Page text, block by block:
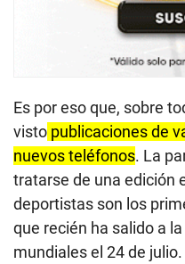
Es por eso que, sobre
visto publicaciones de
nuevos teléfonos. La
tratarse de una edición
deportistas son los
que recién ha salido a
mundiales el 24 de julio.